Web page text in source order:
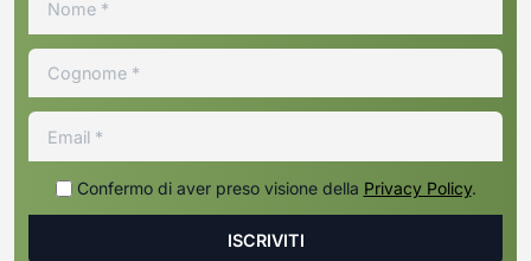
Confermo di aver preso visione della Privacy Policy.